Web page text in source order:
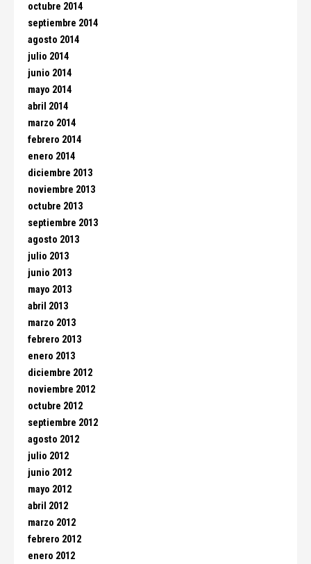
octubre 2014
septiembre 2014
agosto 2014
julio 2014
junio 2014
mayo 2014
abril 2014
marzo 2014
febrero 2014
enero 2014
diciembre 2013
noviembre 2013
octubre 2013
septiembre 2013
agosto 2013
julio 2013
junio 2013
mayo 2013
abril 2013
marzo 2013
febrero 2013
enero 2013
diciembre 2012
noviembre 2012
octubre 2012
septiembre 2012
agosto 2012
julio 2012
junio 2012
mayo 2012
abril 2012
marzo 2012
febrero 2012
enero 2012